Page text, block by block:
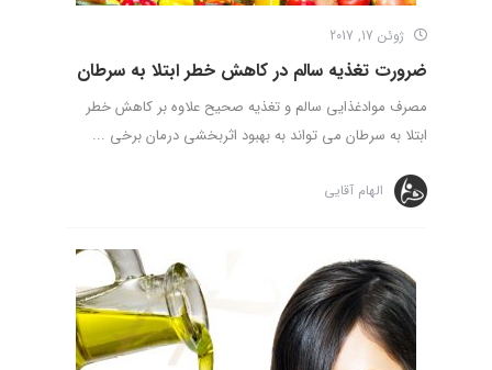
ژوئن 17, 2017
ضرورت تغذیه سالم در کاهش خطر ابتلا به سرطان
مصرف موادغذایی سالم و تغذیه صحیح علاوه بر کاهش خطر
ابتلا به سرطان می تواند به بهبود اثربخشی درمان برخی ...
الهام آقایی